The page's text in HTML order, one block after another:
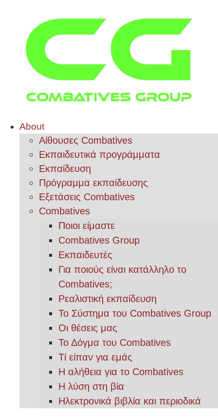
About
Αίθουσες Combatives
Εκπαιδευτικά προγράμματα
Εκπαίδευση
Πρόγραμμα εκπαίδευσης
Εξετάσεις Combatives
Combatives
Ποιοι είμαστε
Combatives Group
Εκπαιδευτές
Για ποιούς είναι κατάλληλο το
Combatives;
Ρεαλιστική εκπαίδευση
Το Σύστημα του Combatives Group
Οι θέσεις μας
Το Δόγμα του Combatives
Τί είπαν για εμάς
Η αλήθεια για το Combatives
Η λύση στη βία
Ηλεκτρονικά βιβλία και περιοδικά